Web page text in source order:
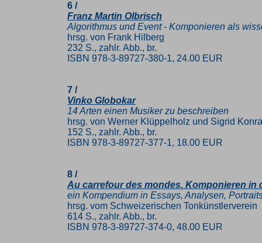
6 /
Franz Martin Olbrisch
Algorithmus und Event - Komponieren als
hrsg. von Frank Hilberg
232 S., zahlr. Abb., br.
ISBN 978-3-89727-380-1, 24.00 EUR
7 /
Vinko Globokar
14 Arten einen Musiker zu beschreiben
hrsg. von Werner Klüppelholz und Sigrid
152 S., zahlr. Abb., br.
ISBN 978-3-89727-377-1, 18.00 EUR
8 /
Au carrefour des mondes. Komponieren in
ein Kompendium in Essays, Analysen,
hrsg. vom Schweizerischen Tonkünstlerverein
614 S., zahlr. Abb., br.
ISBN 978-3-89727-374-0, 48.00 EUR